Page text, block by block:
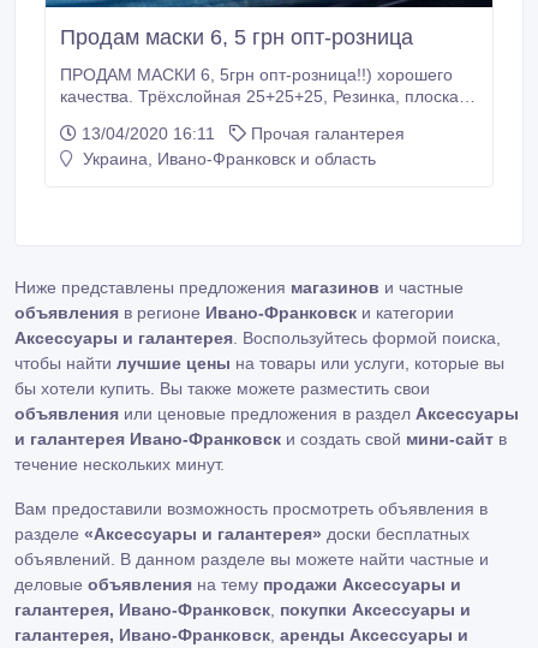
Продам маски 6, 5 грн опт-розница
ПРОДАМ МАСКИ 6, 5грн опт-розница!!) хорошего
качества. Трёхслойная 25+25+25, Резинка, плоская,
материал спанбонд. Отправлю наложенным
платежом. Все условия доставки, количество по
13/04/2020 16:11
Прочая галантерея
Украина, Ивано-Франковск и область
Ниже представлены предложения магазинов и частные
объявления в регионе Ивано-Франковск и категории
Аксессуары и галантерея . Воспользуйтесь формой поиска,
чтобы найти лучшие цены на товары или услуги, которые вы
бы хотели купить. Вы также можете разместить свои
объявления или ценовые предложения в раздел Аксессуары
и галантерея Ивано-Франковск и создать свой мини-сайт в
течение нескольких минут.
Вам предоставили возможность просмотреть объявления в
разделе «Аксессуары и галантерея» доски бесплатных
объявлений. В данном разделе вы можете найти частные и
деловые объявления на тему продажи Аксессуары и
галантерея, Ивано-Франковск покупки Аксессуары и
галантерея, Ивано-Франковск аренды Аксессуары и